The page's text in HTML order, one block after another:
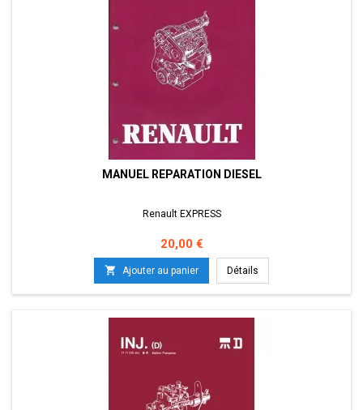
MANUEL REPARATION DIESEL
Renault EXPRESS
Prix
20,00 €
 Ajouter au panier Détails